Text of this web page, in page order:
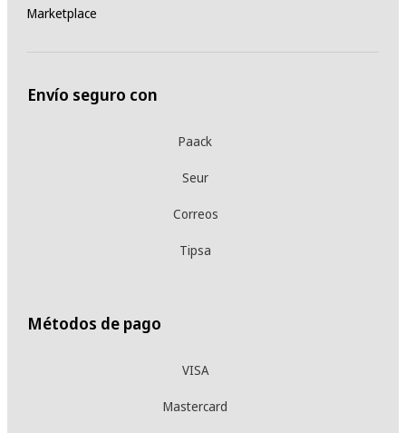
Marketplace
Envío seguro con
Paack
Seur
Correos
Tipsa
Métodos de pago
VISA
Mastercard